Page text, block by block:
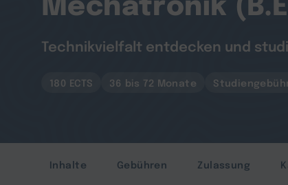
Technikvielfalt entdecken und
180 ECTS 36 bis 72 Monate
Inhalte Gebühren Zulassung